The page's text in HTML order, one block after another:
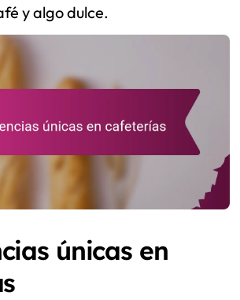
y algo dulce.
únicas en